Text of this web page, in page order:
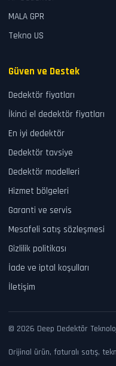
MALA GPR
Tekno US
Güven ve Destek
Dedektör fiyatları
İkinci el dedektör fiyatları
En iyi dedektör
Dedektör tavsiye
Dedektör modelleri
Hizmet bölgeleri
Garanti ve servis
Mesafeli satış sözleşmesi
Gizlilik politikası
İade ve iptal koşulları
İletişim
© 2026 Deep Dedektör
Orijinal ürün, faturalı satış,